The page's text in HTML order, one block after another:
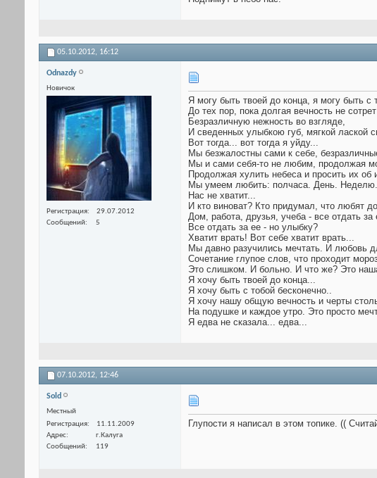
05.10.2012, 16:12
Odnazdy
Новичок
Регистрация
29.07.2012
Сообщений
5
Я могу быть твоей до конца, я могу быть с
До тех пор, пока долгая вечность не
Безразличную нежность во взгляде,
И сведенных улыбкою губ, мягкой лаской
Вот тогда... вот тогда я уйду...
Мы безжалостны сами к себе,
Мы и сами себя-то не любим, продолжая
Продолжая хулить небеса и просить их об
Мы умеем любить: полчаса. День.
Нас не хватит...
И кто виноват? Кто придумал, что любят
Дом, работа, друзья, учеба - все отдать за
Все отдать за ее - но улыбку?
Хватит врать! Вот себе хватит врать...
Мы давно разучились мечтать. И любовь
Сочетание глупое слов, что проходит
Это слишком. И больно. И что же? Это
Я хочу быть твоей до конца...
Я хочу быть с тобой бесконечно..
Я хочу нашу общую вечность и черты
На подушке и каждое утро. Это просто
Я едва не сказала... едва...
07.10.2012, 12:46
Sold
Местный
Регистрация
11.11.2009
Адрес
г.Калуга
Сообщений
119
Глупости я написал в этом топике. ((